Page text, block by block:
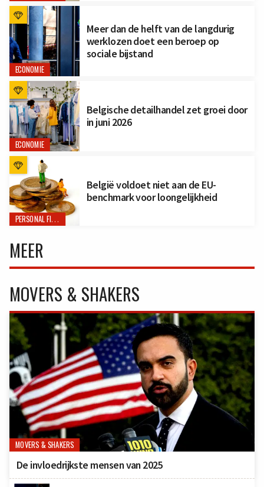
ECONOMIE
Meer dan de helft van de langdurig
werklozen doet een beroep op
sociale bijstand
ECONOMIE
Belgische detailhandel zet groei door
in juni 2026
PERSONAL FINANCE
België voldoet niet aan de EU-
benchmark voor loongelijkheid
MEER
MOVERS & SHAKERS
MOVERS & SHAKERS
De invloedrijkste mensen van 2025